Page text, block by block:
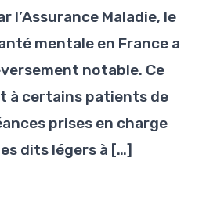
l’Assurance Maladie, le
mentale en France a
notable. Ce
à certains patients de
prises en charge
dits légers à […]